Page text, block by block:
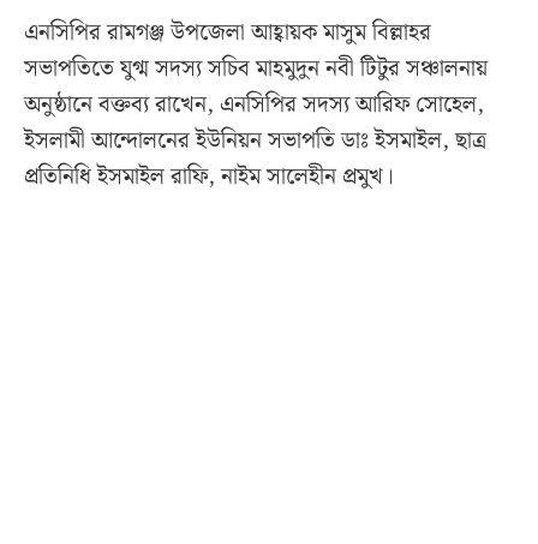
‎এনসিপির রামগঞ্জ উপজেলা আহ্বায়ক মাসুম বিল্লাহর
সভাপতিতে যুগ্ম সদস্য সচিব মাহমুদুন নবী টিটুর সঞ্চালনায়
অনুষ্ঠানে বক্তব্য রাখেন, এনসিপির সদস্য আরিফ সোহেল,
ইসলামী আন্দোলনের ইউনিয়ন সভাপতি ডাঃ ইসমাইল, ছাত্র
প্রতিনিধি ইসমাইল রাফি, নাইম সালেহীন প্রমুখ।